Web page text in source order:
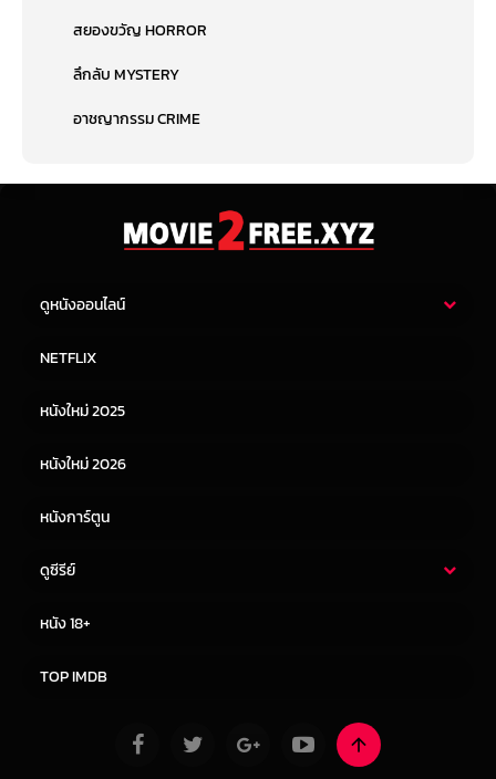
สยองขวัญ HORROR
ลึกลับ MYSTERY
อาชญากรรม CRIME
ดูหนังออนไลน์
หนังจีน
NETFLIX
หนังใหม่ 2025
หนังใหม่ 2026
หนังการ์ตูน
ดูซีรีย์
หนัง 18+
TOP IMDB